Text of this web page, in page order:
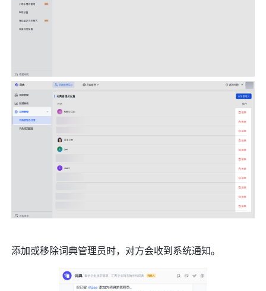
添加或移除词典管理员时，对方会收到系统通知。